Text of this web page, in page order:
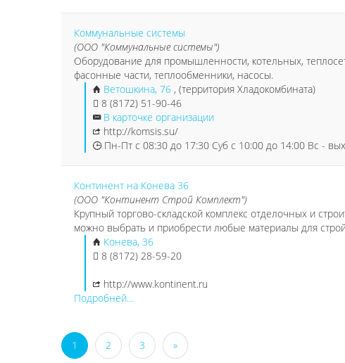
Коммунальные системы
(ООО "Коммунальные системы")
Оборудование для промышленности, котельных,
фасонные части, теплообменники, насосы.
Ветошкина, 76 , (территория Хладокомбината)
8 (8172) 51-90-46
В карточке организации
http://komsis.su/
Пн-Пт с 08:30 до 17:30 Суб с 10:00 до 14:00 Вс -
Континент на Конева 36
(ООО "Континент Строй Комплект")
Крупный торгово-складской комплекс отделочных и
можно выбрать и приобрести любые материалы для
Конева, 36
8 (8172) 28-59-20
http://www.kontinent.ru
Подробней...
1 2 3
»